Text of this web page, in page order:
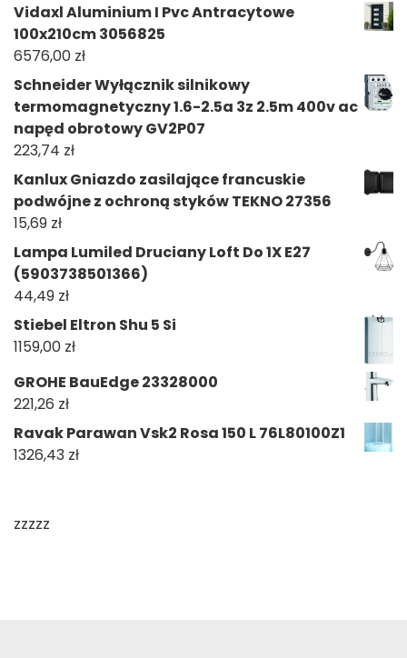
Vidaxl Aluminium I Pvc Antracytowe
100x210cm 3056825
6576,00 zł
Schneider Wyłącznik silnikowy
termomagnetyczny 1.6-2.5a 3z 2.5m 400v ac
napęd obrotowy GV2P07
223,74 zł
Kanlux Gniazdo zasilające francuskie
podwójne z ochroną styków TEKNO 27356
15,69 zł
Lampa Lumiled Druciany Loft Do 1X E27
(5903738501366)
44,49 zł
Stiebel Eltron Shu 5 Si
1159,00 zł
GROHE BauEdge 23328000
221,26 zł
Ravak Parawan Vsk2 Rosa 150 L 76L80100Z1
1326,43 zł
zzzzz